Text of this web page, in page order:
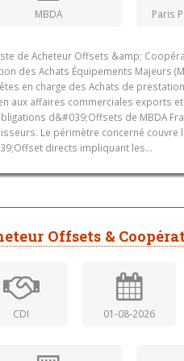
MBDA Paris
de Acheteur Offsets &amp;
des Achats Équipements Majeurs
en charge des Achats de
aux affaires commerciales exports
d&#039;Offsets de MBDA
Le périmètre concerné couvre
directs impliquant les...
Offsets &
CDI 01-08-2026